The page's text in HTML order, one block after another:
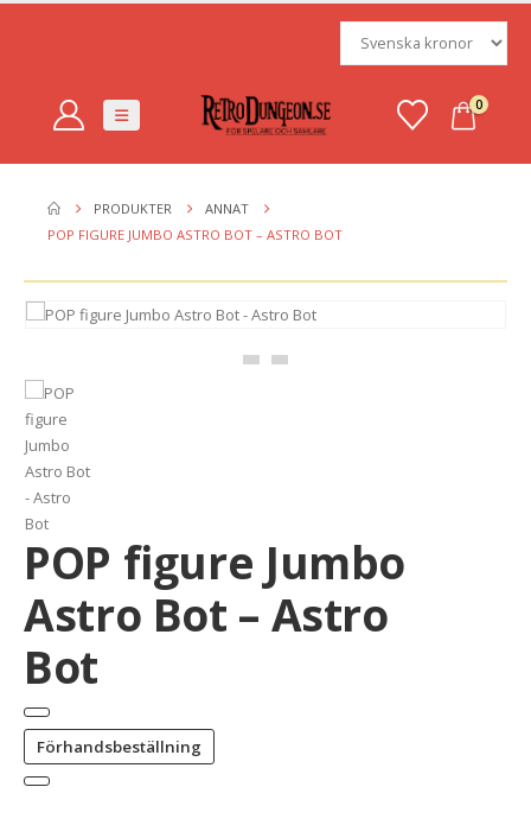
0
PRODUKTER
ANNAT
POP FIGURE JUMBO ASTRO BOT – ASTRO BOT
POP figure Jumbo
Astro Bot – Astro
Bot
Förhandsbeställning